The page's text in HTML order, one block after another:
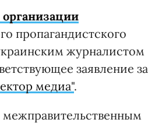
пропагандистского
журналистом
заявление за
медиа".